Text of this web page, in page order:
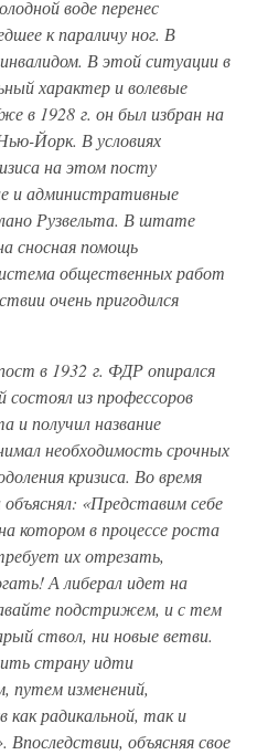
воде перенес
к параличу ног. В
В этой ситуации в
характер и волевые
в 1928 г. он был избран на
Йорк. В условиях
на этом посту
и административные
Рузвельта. В штате
сносная помощь
общественных работ
очень пригодился
в 1932 г. ФДР опирался
из профессоров
и получил название
необходимость срочных
кризиса. Во время
«Представим себе
котором в процессе роста
их отрезать,
А либерал идет на
подстрижем, и с тем
ствол, ни новые ветви.
страну идти
путем изменений,
как радикальной, так и
Впоследствии, объясняя свое